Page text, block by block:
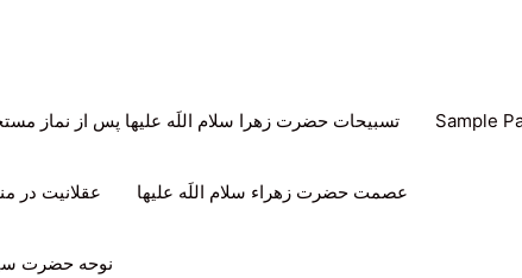
Sample تسبیحات حضرت زهرا سلام اللَه علیها پس از نماز
عصمت حضرت زهراء سلام اللَه علیها عقلانیت در
نوحه حضرت